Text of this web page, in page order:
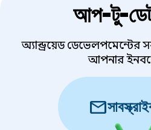
আপ-টু-
অ্যান্ড্রয়েড ডেভেলপমেন্টের
আপনার
mail